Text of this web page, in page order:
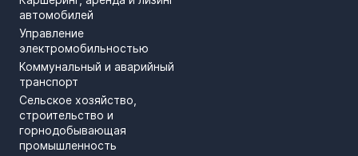
автомобилей
Управление
электромобильностью
Коммунальный и аварийный
транспорт
Сельское хозяйство,
строительство и
горнодобывающая
промышленность